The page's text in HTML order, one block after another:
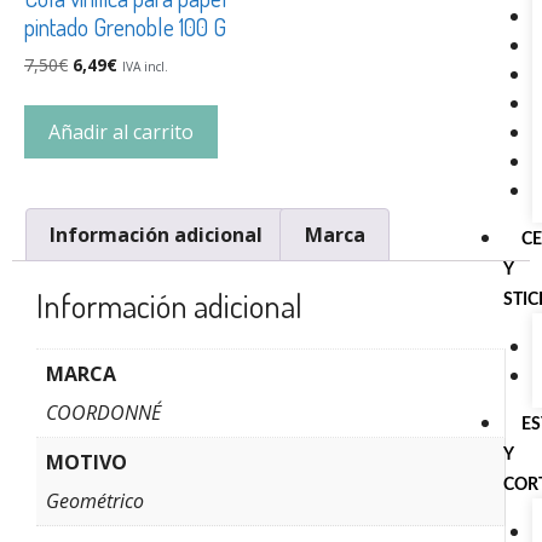
Y
Y
pintado Grenoble 100 G
7,50€ 6,49€ IVA incl.
Añadir al carrito
Información adicional Marca
Información adicional
MARCA
COORDONNÉ
MOTIVO
Geométrico